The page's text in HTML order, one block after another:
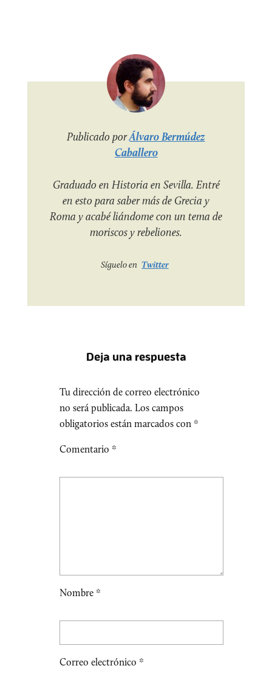
Publicado porÁlvaro Bermúdez
Caballero
Graduado en Historia en Sevilla. Entré
en esto para saber más de Grecia y
Roma y acabé liándome con un tema de
moriscos y rebeliones.
Síguelo en Twitter
Deja una respuesta
Tu dirección de correo electrónico
no será publicada. Los campos
obligatorios están marcados con *
Comentario *
Nombre *
Correo electrónico *